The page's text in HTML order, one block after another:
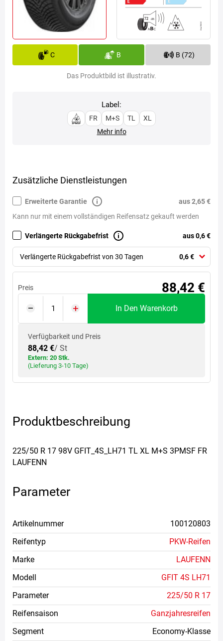
C B B (72)
Das Produktbild ist illustrativ.
Label:
FR M+S TL
XL
Mehr info
Zusätzliche Dienstleistungen
Erweiterte Garantie
Kann nur mit einem vollständigen Reifensatz gekauft werden
aus 2,65 €
Verlängerte Rückgabefrist
Verlängerte Rückgabefrist von 30 Tagen 0,6 €
aus 0,6 €
Preis 88,42 €
In Den Warenkorb
Verfügbarkeit und Preis
88,42 €/ St
Extern: 20 Stk.
(Lieferung 3-10 Tage)
Produktbeschreibung
225/50 R 17 98V GFIT_4S_LH71 TL XL M+S 3PMSF FR
LAUFENN
Parameter
Artikelnummer
100120803
Reifentyp
PKW-Reifen
Marke
LAUFENN
Modell
GFIT 4S LH71
Parameter
225/50 R 17
Reifensaison
Ganzjahresreifen
Segment
Economy-Klasse